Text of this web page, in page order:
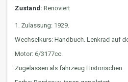
Zustand: Renoviert
1. Zulassung: 1929.
Wechselkurs: Handbuch. Lenkrad auf
Motor: 6/3177cc.
Zugelassen als fahrzeug Historischen.